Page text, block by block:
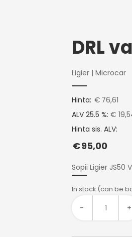
DRL
Ligier| Microcar
Hinta: € 76,61
ALV 25.5 %: €
Hinta sis. ALV:
€95,00
Sopii Ligier JS50
In stock (can be
- +